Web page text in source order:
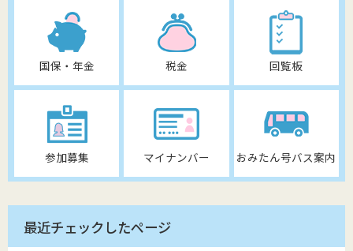
国保・年金 税金 回覧板
参加募集 マイナンバー おみたん号バス案内
最近チェックしたページ